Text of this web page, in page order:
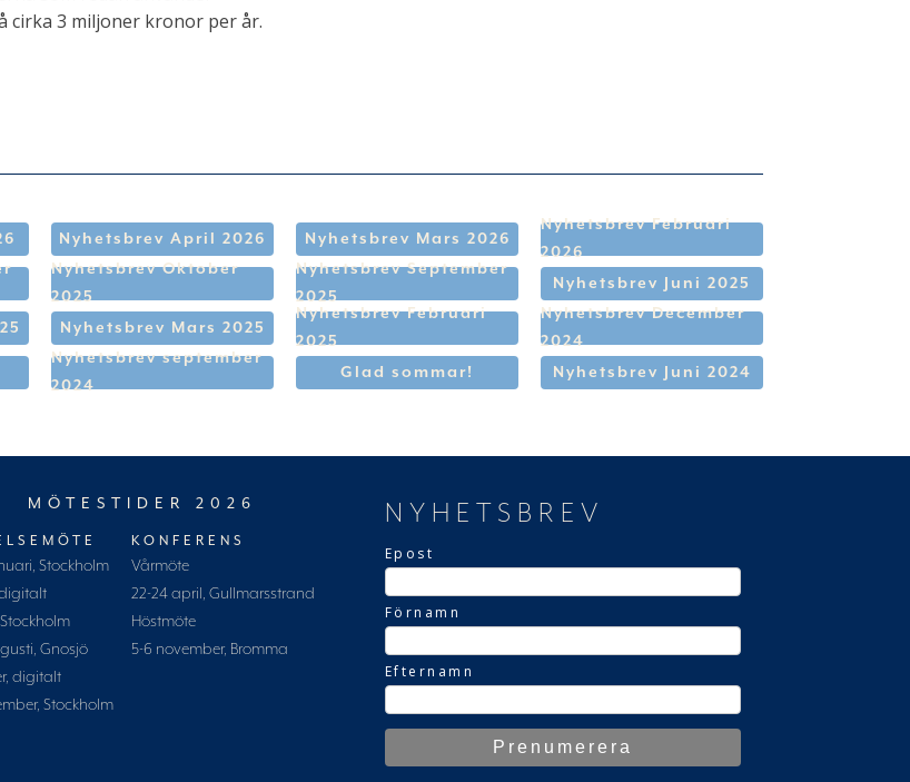
cirka 3 miljoner kronor per år.
Nyhetsbrev April 2026 Nyhetsbrev Mars 2026
Nyhetsbrev Februari
2026
Nyhetsbrev Oktober
2025
Nyhetsbrev September
2025
Nyhetsbrev Juni 2025
Nyhetsbrev Mars 2025
Nyhetsbrev Februari
2025
Nyhetsbrev December
2024
Nyhetsbrev september
2024
Glad sommar! Nyhetsbrev Juni 2024
MÖTESTIDER 2026
Stockholm
Gnosjö
digitalt
Stockholm
KONFERENS
Vårmöte
22-24 april, Gullmarsstrand
Höstmöte
5-6 november, Bromma
NYHETSBREV
Epost
Förnamn
Efternamn